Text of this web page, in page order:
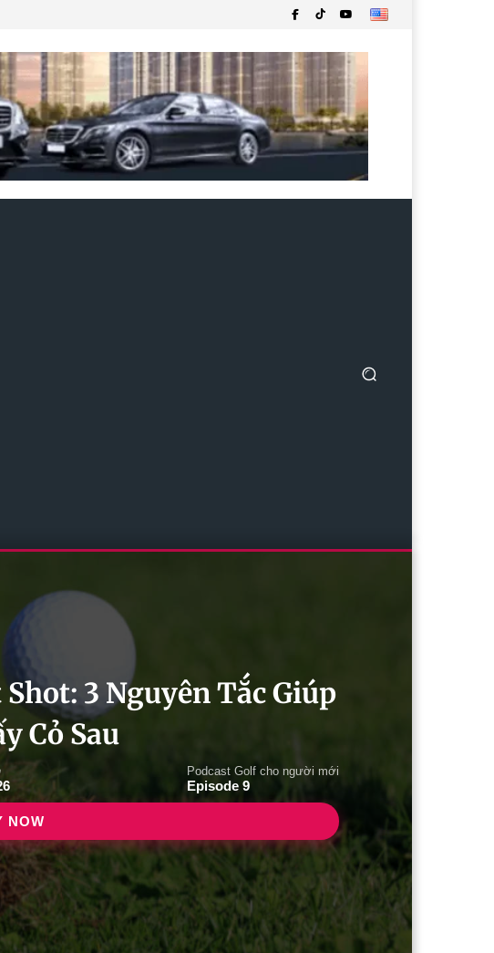
3 Nguyên Tắc Giúp
Cỏ Sau
Podcast Golf cho người mới
Episode 9
NOW